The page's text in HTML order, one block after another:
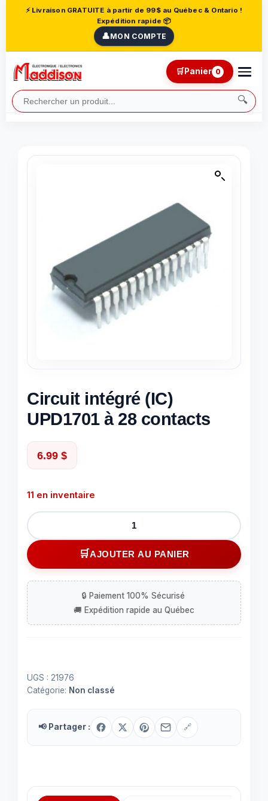
⚡ Livraison GRATUITE à partir de 99$ au Québec & Ontario !
Expédition rapide 📦
👤MON COMPTE
🔍
🛒Panier 0
Circuit intégré (IC)
UPD1701 à 28 contacts
6.99 $
11 en inventaire
quantité
de
Circuit
intégré
UPD1701
à
28
AJOUTER AU PANIER
UGS : 21976
Catégorie: Non classé
📢 Partager : 🔗